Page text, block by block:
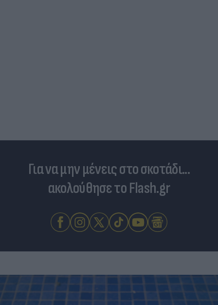
Για να μην μένεις στο σκοτάδι...
ακολούθησε το Flash.gr